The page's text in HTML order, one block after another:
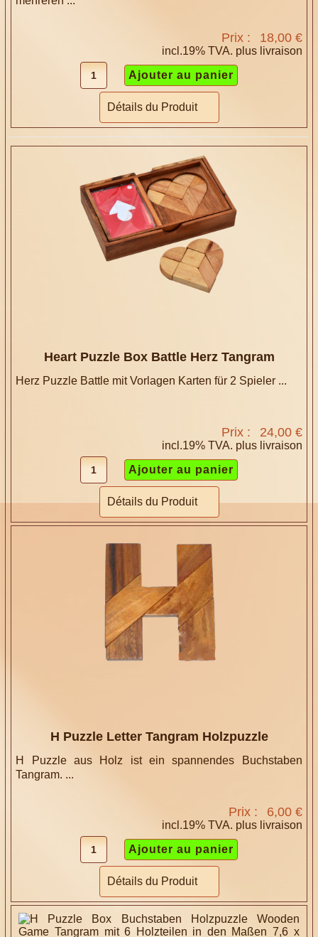
Prix : 18,00 €
incl.19% TVA. plus livraison
Détails du Produit
Heart Puzzle Box Battle Herz Tangram
Herz Puzzle Battle mit Vorlagen Karten für 2 Spieler ...
Prix : 24,00 €
incl.19% TVA. plus livraison
Détails du Produit
H Puzzle Letter Tangram Holzpuzzle
H Puzzle aus Holz ist ein spannendes Buchstaben
Tangram. ...
Prix : 6,00 €
incl.19% TVA. plus livraison
Détails du Produit